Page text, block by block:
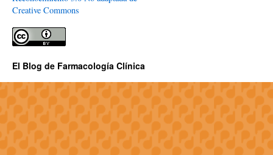
Creative Commons
El Blog de Farmacología Clínica